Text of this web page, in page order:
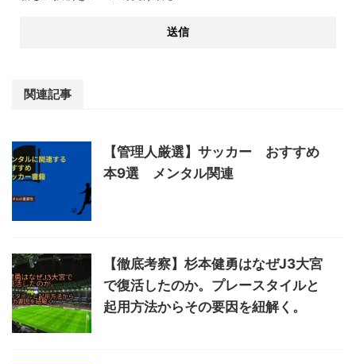
関連記事
【管理人厳選】サッカー おすすめ
本9選 メンタル関連
【徹底考察】杉本健勇はなぜJ3大宮
で復活したのか。プレースタイルと
起用方法からその要因を紐解く。